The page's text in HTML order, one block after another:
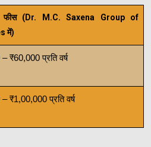
फीस (Dr. M.C. Saxena Group of
में)
₹60,000 प्रति वर्ष
₹1,00,000 प्रति वर्ष